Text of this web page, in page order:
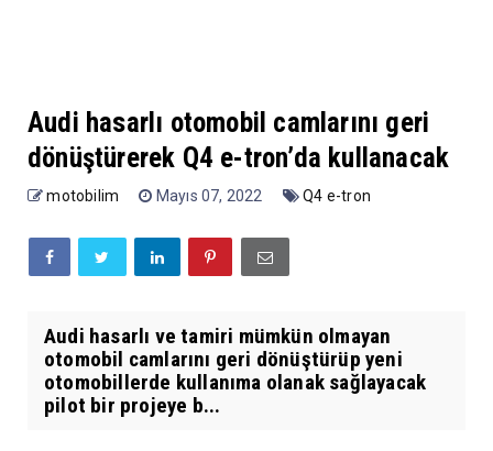
Audi hasarlı otomobil camlarını geri
dönüştürerek Q4 e-tron’da kullanacak
motobilim Mayıs 07, 2022 Q4 e-tron
Audi hasarlı ve tamiri mümkün olmayan
otomobil camlarını geri dönüştürüp yeni
otomobillerde kullanıma olanak sağlayacak
pilot bir projeye b...